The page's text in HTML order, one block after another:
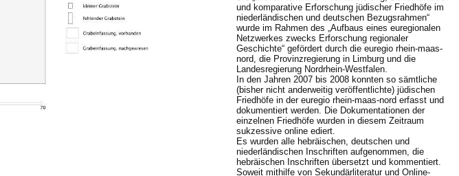
und komparative Erforschung jüdischer Friedhöfe im
niederländischen und deutschen Bezugsrahmen“
wurde im Rahmen des „Aufbaus eines euregionalen
Netzwerkes zwecks Erforschung regionaler
Geschichte“ gefördert durch die euregio rhein-maas-
nord, die Provinzregierung in Limburg und die
Landesregierung Nordrhein-Westfalen.
In den Jahren 2007 bis 2008 konnten so sämtliche
(bisher nicht anderweitig veröffentlichte) jüdischen
Friedhöfe in der euregio rhein-maas-nord erfasst und
dokumentiert werden. Die Dokumentationen der
einzelnen Friedhöfe wurden in diesem Zeitraum
sukzessive online ediert.
Es wurden alle hebräischen, deutschen und
niederländischen Inschriften aufgenommen, die
hebräischen Inschriften übersetzt und kommentiert.
Soweit mithilfe von Sekundärliteratur und Online-